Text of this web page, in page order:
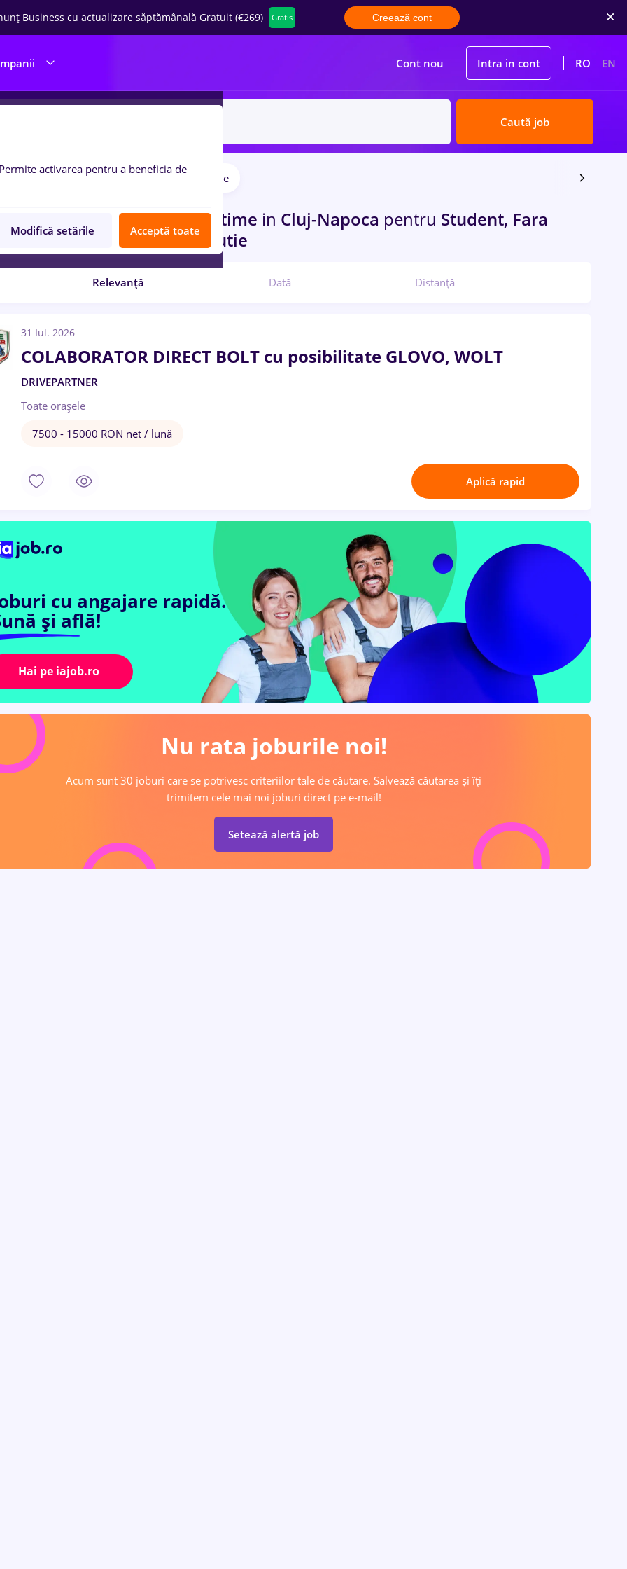
Business cu actualizare săptămânală Gratuit (€269) Gratis Creează cont
Cont nou Intra in cont RO EN
Caută job
IT / Telecom Medicină / Sănătate
cu salarii Full time in Cluj-Napoca pentru Student, Fara
inTransport / Distributie
Relevanță Dată Distanță
31 Iul. 2026
COLABORATOR DIRECT BOLT cu posibilitate GLOVO, WOLT
DRIVEPARTNER
Toate oraşele
7500 - 15000 RON net / lună
Aplică rapid
cu angajare rapidă.
și află!
Hai pe iajob.ro
Nu rata joburile noi!
Acum sunt 30 joburi care se potrivesc criteriilor tale de căutare. Salvează căutarea și îți
trimitem cele mai noi joburi direct pe e-mail!
Setează alertă job
Permite activarea pentru a beneficia de
Modifică setările Acceptă toate